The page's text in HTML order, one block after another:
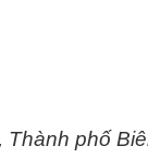
phố